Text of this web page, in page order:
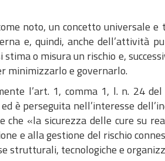
noto, un concetto universale
e, quindi, anche dell’attività
o misura un rischio e,
minimizzarlo e governarlo.
l’art. 1, comma 1, l. n. 24
è perseguita nell’interesse
che «la sicurezza delle cure su
e alla gestione del rischio
strutturali, tecnologiche e